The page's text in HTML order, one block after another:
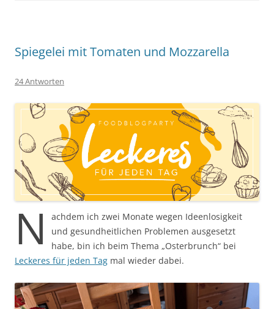
Spiegelei mit Tomaten und Mozzarella
24 Antworten
N
achdem ich zwei Monate wegen Ideenlosigkeit
und gesundheitlichen Problemen ausgesetzt
habe, bin ich beim Thema „Osterbrunch“ bei
Leckeres für jeden Tag mal wieder dabei.